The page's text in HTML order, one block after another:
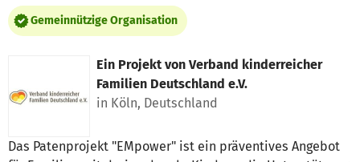
Gemeinnützige Organisation
Ein Projekt von Verband kinderreicher
Familien Deutschland e.V.
in Köln, Deutschland
Das Patenprojekt "EMpower" ist ein präventives Angebot